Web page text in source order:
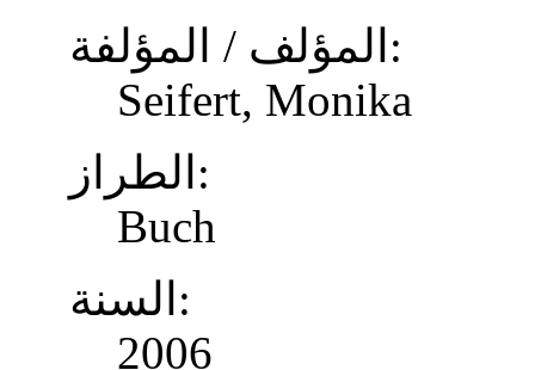
المؤلف / المؤلفة:
Seifert, Monika
الطراز:
Buch
السنة:
2006